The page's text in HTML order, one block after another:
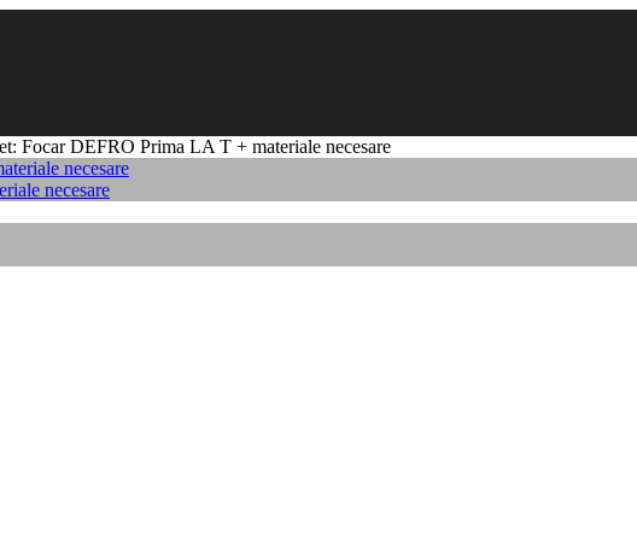
Focar DEFRO Prima LA T + materiale necesare
necesare